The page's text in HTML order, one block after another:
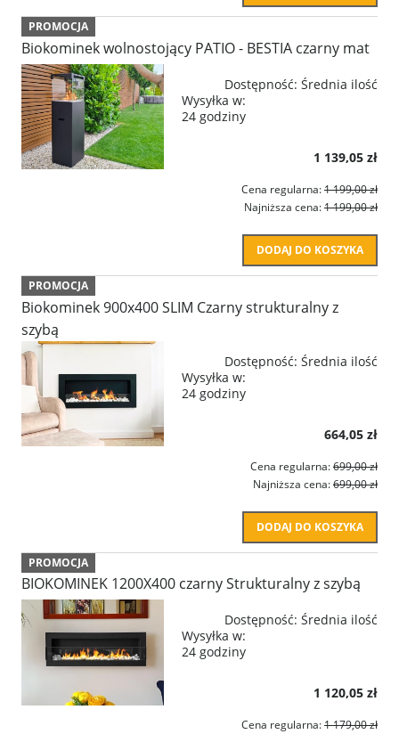
Biokominek wolnostojący PATIO - BESTIA czarny mat
Dostępność: Średnia ilość
Wysyłka w:
24 godziny
1 139,05 zł
Cena regularna:1 199,00 zł
Najniższa cena:1 199,00 zł
DODAJ DO KOSZYKA
PROMOCJA
Biokominek 900x400 SLIM Czarny strukturalny z
szybą
Dostępność: Średnia ilość
Wysyłka w:
24 godziny
664,05 zł
Cena regularna:699,00 zł
Najniższa cena:699,00 zł
DODAJ DO KOSZYKA
PROMOCJA
BIOKOMINEK 1200X400 czarny Strukturalny z szybą
Dostępność: Średnia ilość
Wysyłka w:
24 godziny
1 120,05 zł
Cena regularna:1 179,00 zł
PROMOCJA